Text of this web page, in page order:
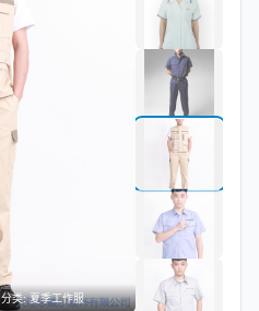
分类:夏季工作服